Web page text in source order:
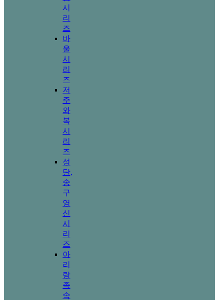
시
리
즈
바
울
시
리
즈
저
주
와
복
시
리
즈
성
탄,
송
구
영
신
시
리
즈
아
리
랑
족
속